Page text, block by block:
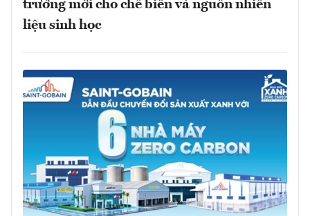
trưởng mới cho chế biến và nguồn nhiên
liệu sinh học